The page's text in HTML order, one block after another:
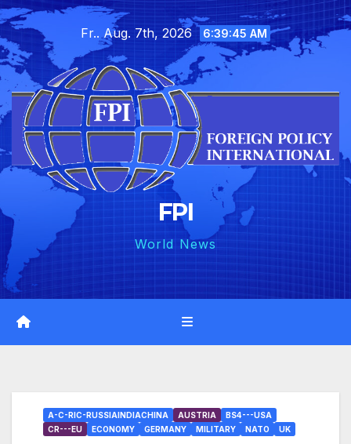
Skip
to
content
Fr.. Aug. 7th, 2026 6:39:47 AM
FPI
World News
A-C-RIC-RUSSIAINDIACHINA AUSTRIA
BS4---USA
CR---EU
ECONOMY GERMANY MILITARY NATO UK